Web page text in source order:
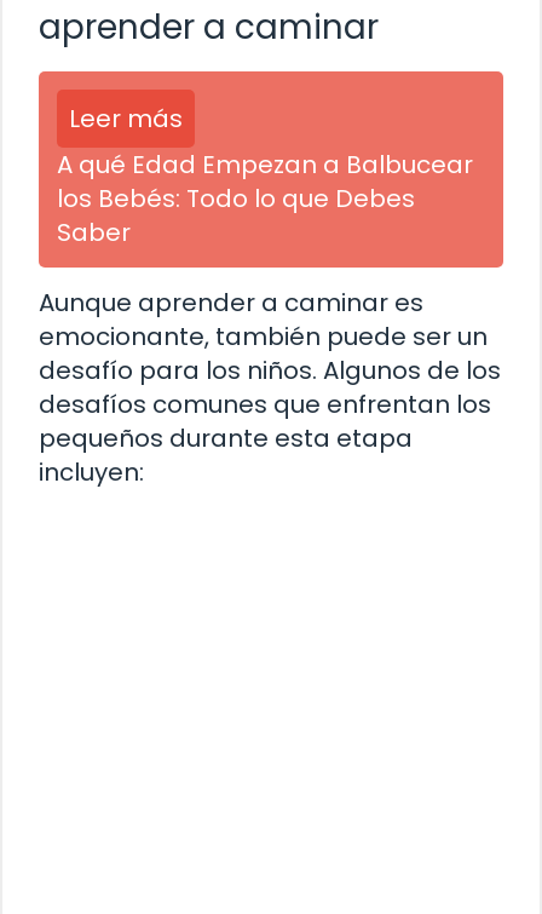
aprender a caminar
Leer más
A qué Edad Empezan a Balbucear
los Bebés: Todo lo que Debes
Saber
Aunque aprender a caminar es
emocionante, también puede ser un
desafío para los niños. Algunos de los
desafíos comunes que enfrentan los
pequeños durante esta etapa
incluyen: